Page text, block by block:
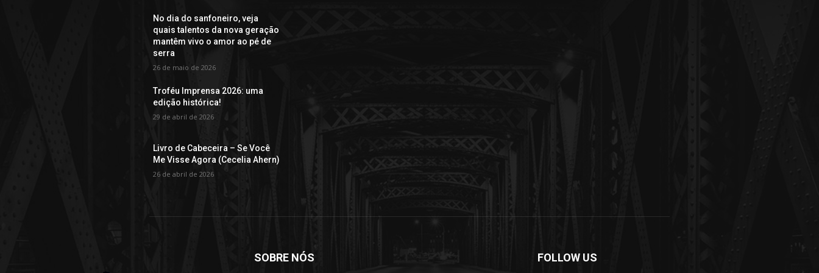
No dia do sanfoneiro, veja
quais talentos da nova geração
mantêm vivo o amor ao pé de
serra
26 de maio de 2026
Troféu Imprensa 2026: uma
edição histórica!
29 de abril de 2026
Livro de Cabeceira – Se Você
Me Visse Agora (Cecelia Ahern)
26 de abril de 2026
SOBRE NÓS FOLLOW US